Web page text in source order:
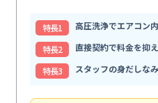
特⻑1
高圧洗浄でエアコン
特⻑2
直接契約で料金を抑
特⻑3
スタッフの身だしな